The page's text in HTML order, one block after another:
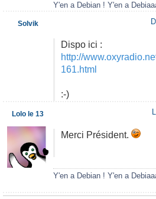
Y'en a Debian ! Y'en a
Dispo ici :
http://
161.html
:-)
Solvik
Merci Président.
Y'en a Debian ! Y'en a
Lolo le 13